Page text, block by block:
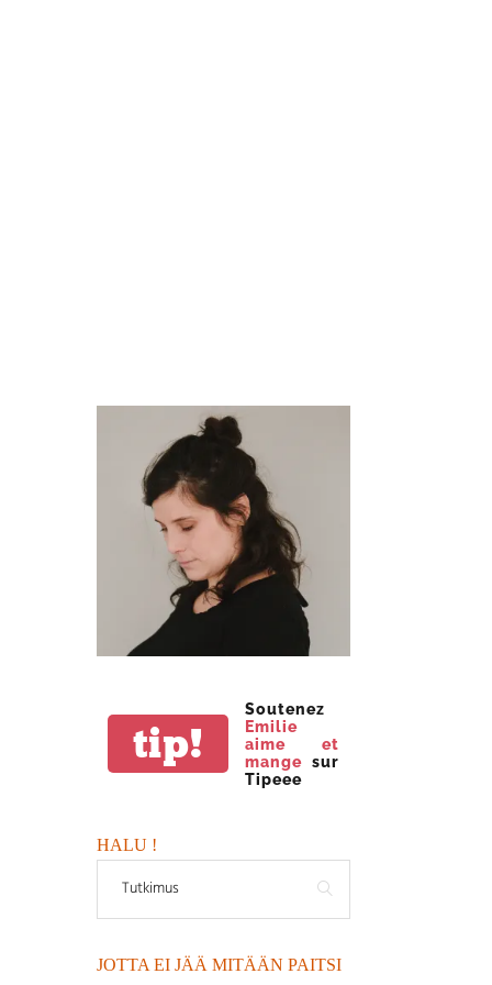
tip!
Soutenez
Emilie
aime et
mange sur
Tipeee
HALU !
JOTTA EI JÄÄ MITÄÄN PAITSI